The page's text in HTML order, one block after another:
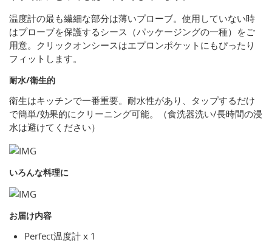
温度計の最も繊細な部分は薄いプローブ。使用していない時
はプローブを保護するシース（パッケージングの一種）をご
用意。クリックオンシースはエプロンポケットにもぴったり
フィットします。
耐水/衛生的
衛生はキッチンで一番重要。耐水性があり、タップするだけ
で簡単/効果的にクリーニング可能。（食洗器洗い/長時間の浸
水は避けてください）
いろんな料理に
お届け内容
Perfect温度計 x 1